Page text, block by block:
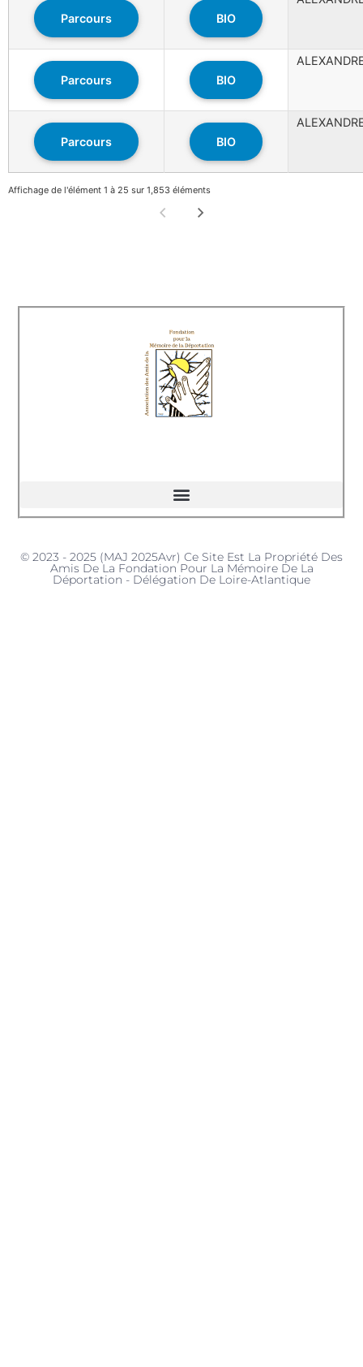
Parcours BIO
Parcours BIO
Parcours BIO
Affichage de l'élément 1 à 25 sur 1,853 éléments
© 2023 - 2025 (MAJ 2025Avr) Ce Site Est La Propriété Des
Amis De La Fondation Pour La Mémoire De La
Déportation - Délégation De Loire-Atlantique